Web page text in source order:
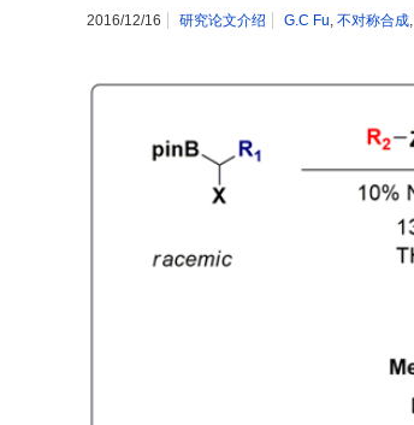
2016/12/16 研究论文介绍 G.C Fu, 不对称合成,